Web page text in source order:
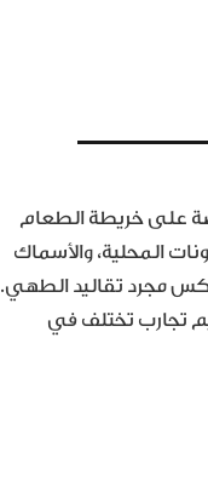
على خريطة الطعام
المحلية، والأسماك
مجرد تقاليد الطهي.
تجارب تختلف في